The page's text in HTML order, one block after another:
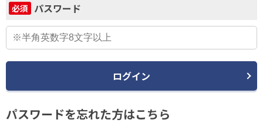
必須 パスワード
ログイン
パスワードを忘れた方はこちら